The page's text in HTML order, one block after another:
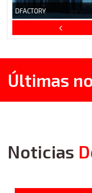
Últimas
Noticias